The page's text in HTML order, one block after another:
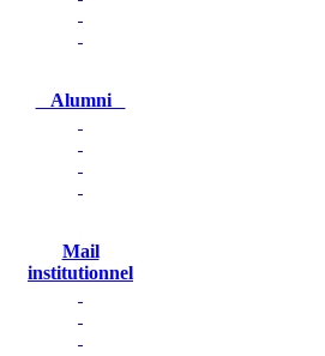
Alumni
Mail
institutionnel